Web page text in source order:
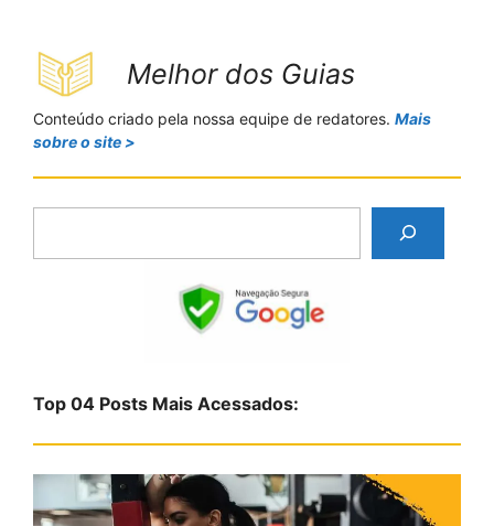
Melhor dos Guias
Conteúdo criado pela nossa equipe de redatores. Mais
sobre o site >
a
r
Top 04 Posts Mais Acessados: